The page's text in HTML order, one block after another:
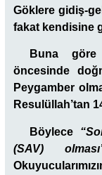
Göklere gidiş-
fakat kendisine
Buna göre
öncesinde
Peygamber
Resulüllah’tan
Böylece
(SAV)